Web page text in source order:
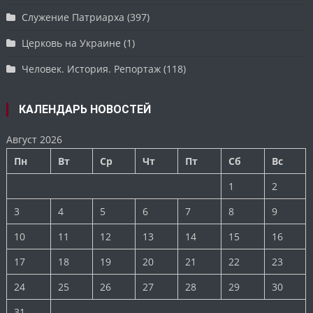
Служение Патриарха (397)
Церковь на Украине (1)
Человек. История. Репортаж (118)
КАЛЕНДАРЬ НОВОСТЕЙ
Август 2026
Пн
Вт Ср Чт Пт Сб
Вс
1
2
3
4 5 6 7 8
9
10
11 12 13 14 15
16
17
18 19 20 21 22
23
24
25 26 27 28 29
30